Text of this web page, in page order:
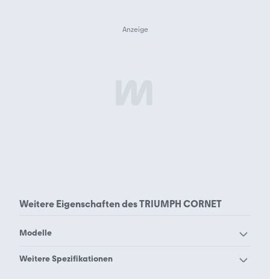
Weitere Eigenschaften desTRIUMPH CORNET
Modelle
Triumph 5T Speed Twin
Weitere Spezifikationen